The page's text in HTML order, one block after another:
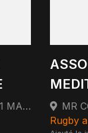
81 TRAVERSE DES ECOLES 13011 MARSEILLE
Rugby